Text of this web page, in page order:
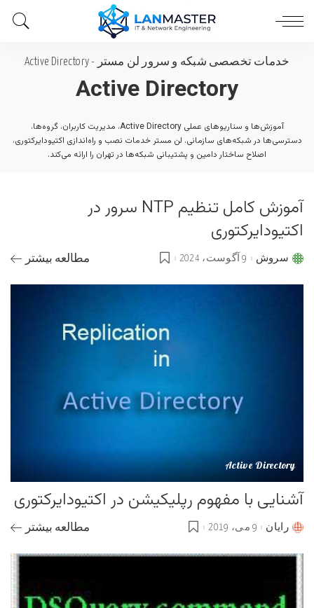
خدمات تخصصی شبکه و سرور لن مستر -
Active Directory
Active Directory
آموزش‌ها و سناریوهای عملی Active Directory، مدیریت کاربران، گروه‌ها،
دسترسی‌ها در شبکه‌های سازمانی. لن مستر خدمات نصب و راه‌اندازی اکتیودایرکتوری،
اصلاح ساختار دامین و پشتیبانی شبکه‌ها در تهران را ارائه می‌کند.
آموزش کامل تنظیم NTP سرور در
اکتیودایرکتوری
Postedسروش 9 آگوست، 2024 مطالعه بیشتر
Active Directory
آشنایی با مفهوم رپلیکیشن در اکتیودایرکتوری
Postedرایان 9 می، 2019 مطالعه بیشتر